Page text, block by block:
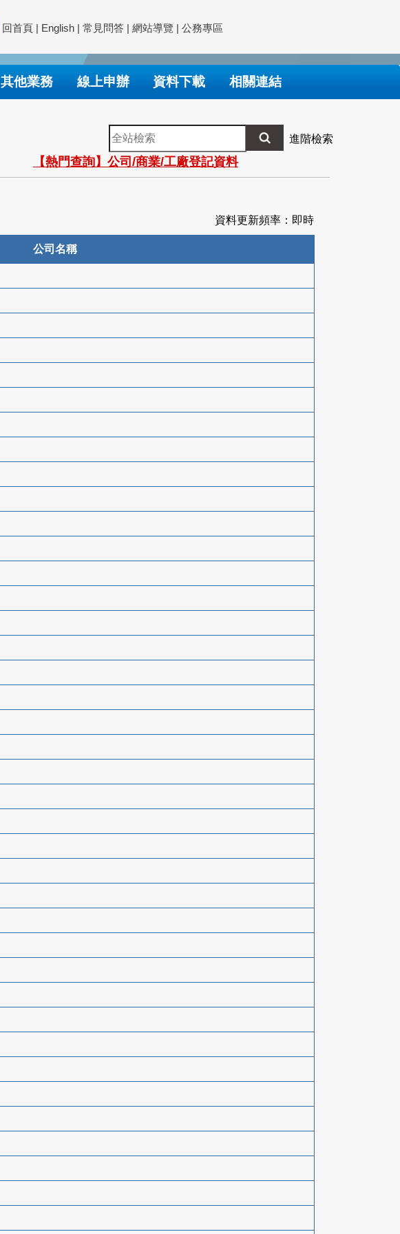
回首頁 | English | 常見問答 | 網站導覽 | 公務專區
其他業務 線上申辦 資料下載 相關連結
全
站
檢
索
進階檢索
【熱門查詢】公司/商業/工廠登記資料
資料更新頻率：即時
公司名稱